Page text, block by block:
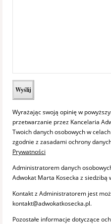
Wyrażając swoją opinię w
przetwarzanie przez Kancelaria
Twoich danych osobowych w
zgodnie z zasadami ochrony
Prywatności
Administratorem danych
Adwokat Marta Kosecka z siedzibą
Kontakt z Administratorem jest
kontakt@adwokatkosecka.pl.
Pozostałe informacje dotyczące